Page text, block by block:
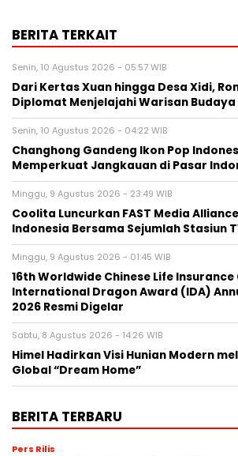
BERITA TERKAIT
Senin, 10 Agustus 2026 - 05:57 WIB
Dari Kertas Xuan hingga Desa Xidi,
Diplomat Menjelajahi Warisan Budaya
Senin, 10 Agustus 2026 - 04:22 WIB
Changhong Gandeng Ikon Pop
Memperkuat Jangkauan di Pasar
Minggu, 9 Agustus 2026 - 23:49 WIB
Coolita Luncurkan FAST Media
Indonesia Bersama Sejumlah Stasiun
Minggu, 9 Agustus 2026 - 01:45 WIB
16th Worldwide Chinese Life Insurance
International Dragon Award (IDA)
2026 Resmi Digelar
Sabtu, 8 Agustus 2026 - 14:26 WIB
Himel Hadirkan Visi Hunian Modern
Global “Dream Home”
BERITA TERBARU
Pers Rilis